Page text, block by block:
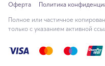
Оферта
Политика
Полное или частичное
только с указанием активной